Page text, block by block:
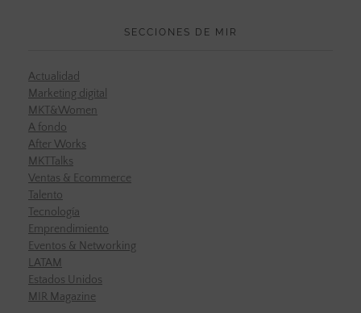
SECCIONES DE MIR
Actualidad
Marketing digital
MKT&Women
A fondo
After Works
MKTTalks
Ventas & Ecommerce
Talento
Tecnología
Emprendimiento
Eventos & Networking
LATAM
Estados Unidos
MIR Magazine